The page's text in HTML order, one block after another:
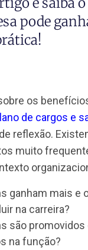
para as
prática!
sobre os
plano de cargos
de reflexão.
muito